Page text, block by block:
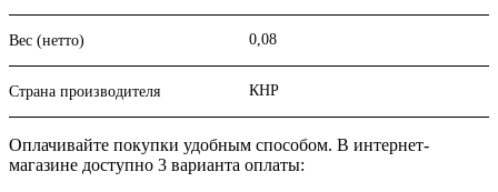
Вес (нетто) 0,08
Страна производителя КНР
Оплачивайте покупки удобным способом. В интернет-
магазине доступно 3 варианта оплаты: